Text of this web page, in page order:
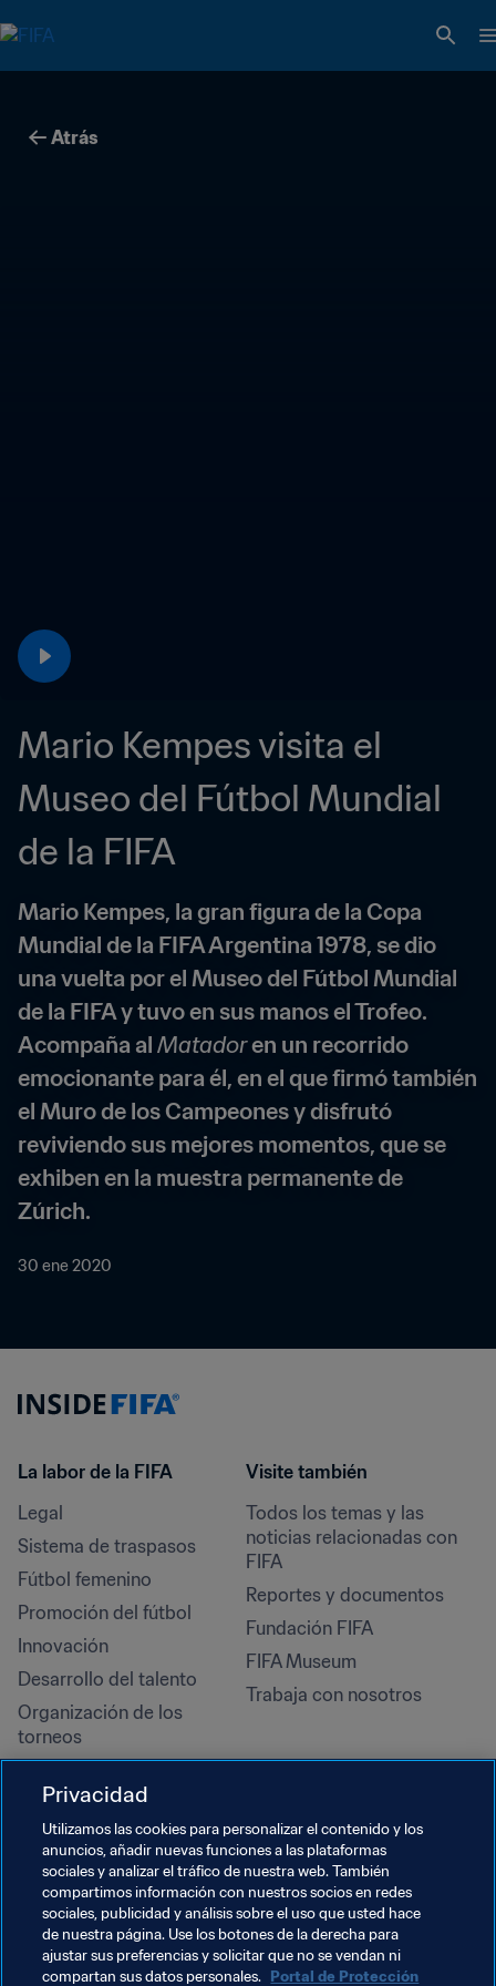
Atrás
Mario Kempes visita el
Museo del Fútbol Mundial
de la FIFA
Mario Kempes, la gran figura de la Copa
Mundial de la FIFA Argentina 1978, se dio
una vuelta por el Museo del Fútbol Mundial
de la FIFA y tuvo en sus manos el Trofeo.
Acompaña al Matador en un recorrido
emocionante para él, en el que firmó también
el Muro de los Campeones y disfrutó
reviviendo sus mejores momentos, que se
exhiben en la muestra permanente de
Zúrich.
30 ene 2020
La labor de la FIFA
Legal
Sistema de traspasos
Fútbol femenino
Promoción del fútbol
Innovación
Desarrollo del talento
Organización de los
torneos
Derechos humanos y lucha
contra la discriminación
Salud y atención médica
Iniciativas educativas
Visite también
Todos los temas y las
noticias relacionadas con
FIFA
Reportes y documentos
Fundación FIFA
FIFA Museum
Trabaja con nosotros
Privacidad
Utilizamos las cookies para personalizar el contenido y los
anuncios, añadir nuevas funciones a las plataformas
sociales y analizar el tráfico de nuestra web. También
compartimos información con nuestros socios en redes
sociales, publicidad y análisis sobre el uso que usted hace
de nuestra página. Use los botones de la derecha para
ajustar sus preferencias y solicitar que no se vendan ni
compartan sus datos personales. Portal de Protección